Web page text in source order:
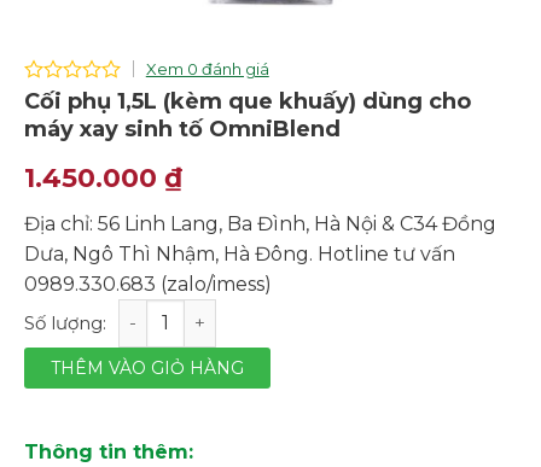
0
of
Xem 0 đánh giá
Cối phụ 1,5L (kèm que khuấy) dùng cho
máy xay sinh tố OmniBlend
1.450.000 ₫
Địa chỉ: 56 Linh Lang, Ba Đình, Hà Nội & C34 Đồng
Dưa, Ngô Thì Nhậm, Hà Đông. Hotline tư vấn
0989.330.683 (zalo/imess)
Cối phụ 1,5L (kèm que khuấy) dùng cho máy xay sinh
THÊM VÀO GIỎ HÀNG
Thông tin thêm: